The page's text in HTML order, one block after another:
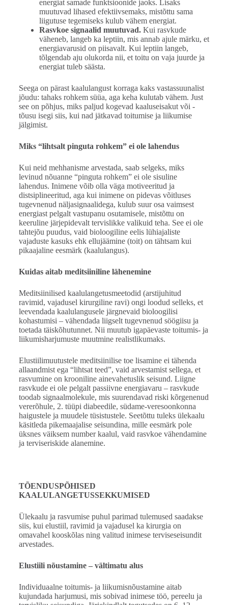
energiat samade funktsioonide jaoks. Lisaks
muutuvad lihased efektiivsemaks, mistõttu sama
liigutuse tegemiseks kulub vähem energiat.
Rasvkoe signaalid muutuvad.Kui rasvkude
väheneb, langeb ka leptiin, mis annab ajule märku, et
energiavarusid on piisavalt. Kui leptiin langeb,
tõlgendab aju olukorda nii, et toitu on vaja juurde ja
energiat tuleb säästa.
Seega on pärast kaalulangust korraga kaks vastassuunalist
jõudu: tahaks rohkem süüa, aga keha kulutab vähem. Just
see on põhjus, miks paljud kogevad kaaluseisakut või -
tõusu isegi siis, kui nad jätkavad toitumise ja liikumise
jälgimist.
Miks “lihtsalt pinguta rohkem” ei ole lahendus
Kui neid mehhanisme arvestada, saab selgeks, miks
levinud nõuanne “pinguta rohkem” ei ole sisuline
lahendus. Inimene võib olla väga motiveeritud ja
distsiplineeritud, aga kui inimene on pidevas võitluses
tugevnenud näljasignaalidega, kulub suur osa vaimsest
energiast pelgalt vastupanu osutamisele, mistõttu on
keeruline järjepidevalt tervislikke valikuid teha. See ei ole
tahtejõu puudus, vaid bioloogiline eelis lühiajaliste
vajaduste kasuks ehk ellujäämine (toit) on tähtsam kui
pikaajaline eesmärk (kaalulangus).
Kuidas aitab meditsiiniline lähenemine
Meditsiinilised kaalulangetusmeetodid (arstijuhitud
ravimid, vajadusel kirurgiline ravi) ongi loodud selleks, et
leevendada kaalulangusele järgnevaid bioloogilisi
kohastumisi – vähendada liigselt tugevnenud söögiisu ja
toetada täiskõhutunnet. Nii muutub igapäevaste toitumis- ja
liikumisharjumuste muutmine realistlikumaks.
Elustiilimuutustele meditsiinilise toe lisamine ei tähenda
allaandmist ega “lihtsat teed”, vaid arvestamist sellega, et
rasvumine on krooniline ainevahetuslik seisund. Liigne
rasvkude ei ole pelgalt passiivne energiavaru – rasvkude
toodab signaalmolekule, mis suurendavad riski kõrgenenud
vererõhule, 2. tüüpi diabeedile, südame-veresoonkonna
haigustele ja muudele tüsistustele. Seetõttu tuleks ülekaalu
käsitleda pikemaajalise seisundina, mille eesmärk pole
üksnes väiksem number kaalul, vaid rasvkoe vähendamine
ja terviseriskide alanemine.
TÕENDUSPÕHISED
KAALULANGETUSSEKKUMISED
Ülekaalu ja rasvumise puhul parimad tulemused saadakse
siis, kui elustiil, ravimid ja vajadusel ka kirurgia on
omavahel kooskõlas ning valitud inimese terviseseisundit
arvestades.
Elustiili nõustamine – vältimatu alus
Individuaalne toitumis- ja liikumisnõustamine aitab
kujundada harjumusi, mis sobivad inimese töö, pereelu ja